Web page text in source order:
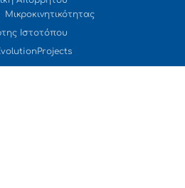
Μικροκινητικότητας
Ιστοτόπου